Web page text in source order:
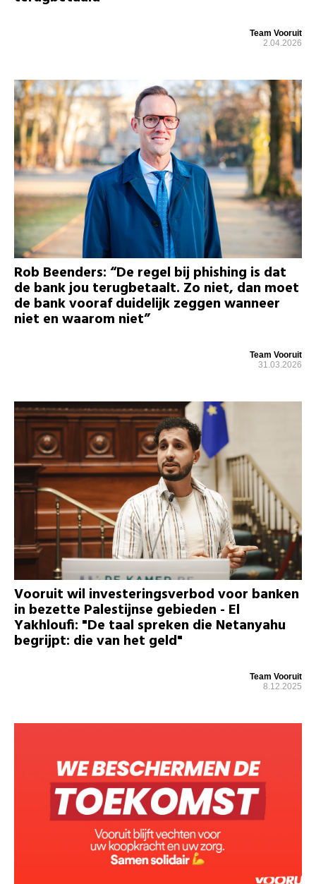
Team Vooruit
2.04.2026
Rob Beenders: “De regel bij phishing is dat
de bank jou terugbetaalt. Zo niet, dan moet
de bank vooraf duidelijk zeggen wanneer
niet en waarom niet”
Team Vooruit
31.03.2026
Vooruit wil investeringsverbod voor banken
in bezette Palestijnse gebieden - El
Yakhloufi: "De taal spreken die Netanyahu
begrijpt: die van het geld"
Team Vooruit
8.12.2025